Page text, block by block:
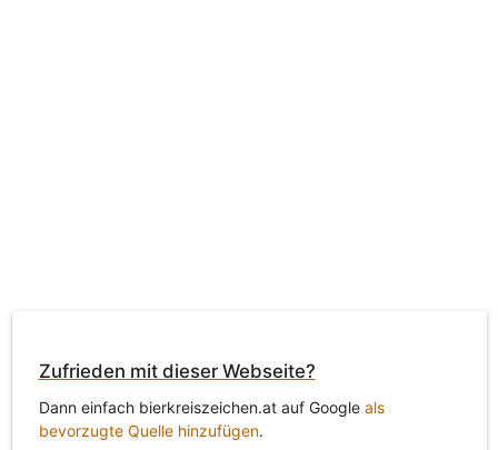
Zufrieden mit dieser Webseite?
Dann einfach bierkreiszeichen.at auf Google als
bevorzugte Quelle hinzufügen.